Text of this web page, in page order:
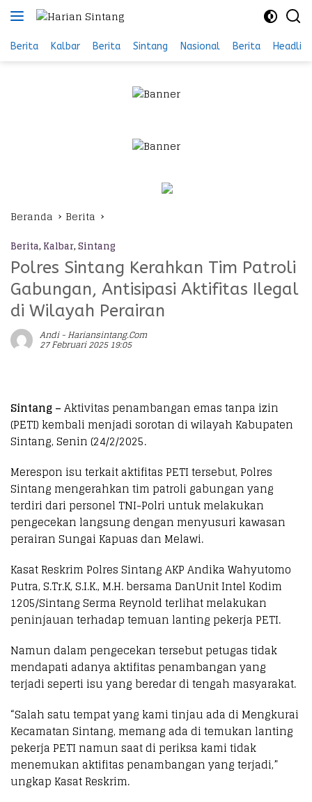
Langsung
ke
konten
Berita Kalbar Berita Sintang Nasional Berita Headline
Beranda Berita
Berita, Kalbar,Sintang
Polres Sintang Kerahkan Tim Patroli
Gabungan, Antisipasi Aktifitas Ilegal
di Wilayah Perairan
Andi - Hariansintang.com
27 Februari 2025 19:05
Sintang –Aktivitas penambangan emas tanpa izin
(PETI) kembali menjadi sorotan di wilayah Kabupaten
Sintang, Senin (24/2/2025.
Merespon isu terkait aktifitas PETI tersebut, Polres
Sintang mengerahkan tim patroli gabungan yang
terdiri dari personel TNI-Polri untuk melakukan
pengecekan langsung dengan menyusuri kawasan
perairan Sungai Kapuas dan Melawi.
Kasat Reskrim Polres Sintang AKP Andika Wahyutomo
Putra, S.Tr.K, S.I.K., M.H. bersama DanUnit Intel Kodim
1205/Sintang Serma Reynold terlihat melakukan
peninjauan terhadap temuan lanting pekerja PETI.
Namun dalam pengecekan tersebut petugas tidak
mendapati adanya aktifitas penambangan yang
terjadi seperti isu yang beredar di tengah masyarakat.
“Salah satu tempat yang kami tinjau ada di Mengkurai
Kecamatan Sintang, memang ada di temukan lanting
pekerja PETI namun saat di periksa kami tidak
menemukan aktifitas penambangan yang terjadi,”
ungkap Kasat Reskrim.